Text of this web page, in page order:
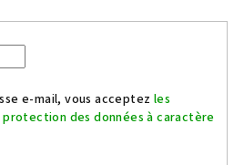
e-mail, vous acceptez les
des données à caractère